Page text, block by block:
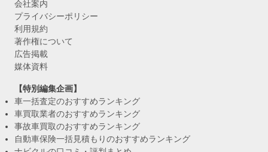
会社案内
プライバシーポリシー
利用規約
著作権について
広告掲載
媒体資料
【特別編集企画】
車一括査定のおすすめランキング
車買取業者のおすすめランキング
事故車買取のおすすめランキング
自動車保険一括見積もりのおすすめランキング